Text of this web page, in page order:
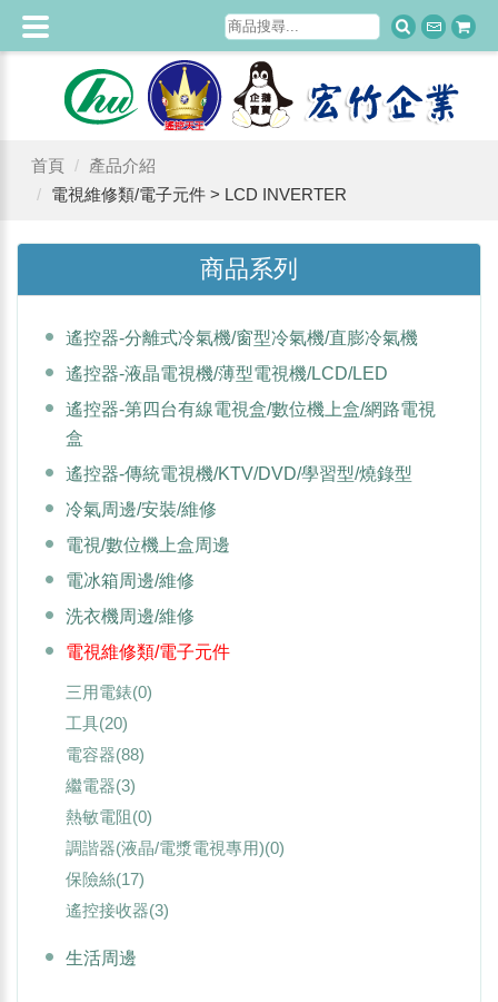
首頁
產品介紹
電視維修類/電子元件 > LCD INVERTER
商品系列
遙控器-分離式冷氣機/窗型冷氣機/直膨冷氣機
遙控器-液晶電視機/薄型電視機/LCD/LED
遙控器-第四台有線電視盒/數位機上盒/網路電視
盒
遙控器-傳統電視機/KTV/DVD/學習型/燒錄型
冷氣周邊/安裝/維修
電視/數位機上盒周邊
電冰箱周邊/維修
洗衣機周邊/維修
電視維修類/電子元件
三用電錶(0)
工具(20)
電容器(88)
繼電器(3)
熱敏電阻(0)
調諧器(液晶/電漿電視專用)(0)
保險絲(17)
遙控接收器(3)
生活周邊